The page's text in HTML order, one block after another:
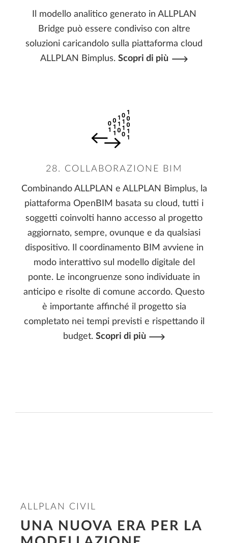
Il modello analitico generato in ALLPLAN
Bridge può essere condiviso con altre
soluzioni caricandolo sulla piattaforma cloud
ALLPLAN Bimplus.Scopri di più
28. COLLABORAZIONE BIM
Combinando ALLPLAN e ALLPLAN Bimplus, la
piattaforma OpenBIM basata su cloud, tutti i
soggetti coinvolti hanno accesso al progetto
aggiornato, sempre, ovunque e da qualsiasi
dispositivo. Il coordinamento BIM avviene in
modo interattivo sul modello digitale del
ponte. Le incongruenze sono individuate in
anticipo e risolte di comune accordo. Questo
è importante affinché il progetto sia
completato nei tempi previsti e rispettando il
budget. Scopri di più
ALLPLAN CIVIL
UNA NUOVA ERA PER LA